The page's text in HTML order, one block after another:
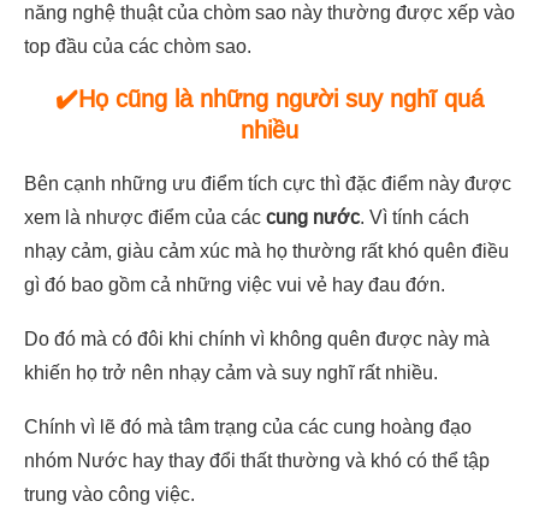
năng nghệ thuật của chòm sao này thường được xếp vào
top đầu của các chòm sao.
✔️Họ cũng là những người suy nghĩ quá
nhiều
Bên cạnh những ưu điểm tích cực thì đặc điểm này được
xem là nhược điểm của các cung nước. Vì tính cách
nhạy cảm, giàu cảm xúc mà họ thường rất khó quên điều
gì đó bao gồm cả những việc vui vẻ hay đau đớn.
Do đó mà có đôi khi chính vì không quên được này mà
khiến họ trở nên nhạy cảm và suy nghĩ rất nhiều.
Chính vì lẽ đó mà tâm trạng của các cung hoàng đạo
nhóm Nước hay thay đổi thất thường và khó có thể tập
trung vào công việc.